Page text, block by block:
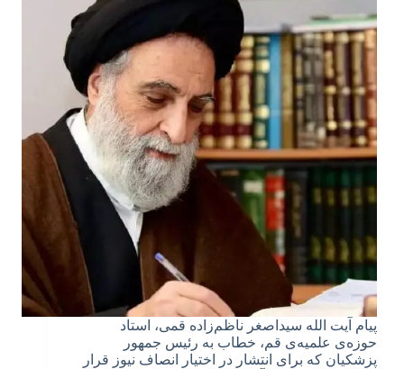
پیام آیت الله سیداصغر ناظم‌زاده قمی، استاد
حوزه‌ی علمیه‌ی قم، خطاب به رئیس جمهور
پزشکیان که برای انتشار در اختیار انصاف نیوز قرار